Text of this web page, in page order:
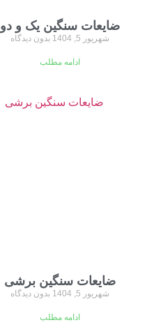
ضایعات سنگین یک و دو
شهریور 5, 1404 بدون دیدگاه
ادامه مطلب
ضایعات سنگین برشی
شهریور 5, 1404 بدون دیدگاه
ادامه مطلب